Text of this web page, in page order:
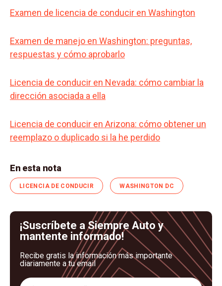
Examen de licencia de conducir en Washington
Examen de manejo en Washington: preguntas,
respuestas y cómo aprobarlo
Licencia de conducir en Nevada: cómo cambiar la
dirección asociada a ella
Licencia de conducir en Arizona: cómo obtener un
reemplazo o duplicado si la he perdido
En esta nota
LICENCIA DE CONDUCIR WASHINGTON DC
¡Suscríbete a Siempre Auto y
mantente informado!
Recibe gratis la información más importante
diariamente a tu email